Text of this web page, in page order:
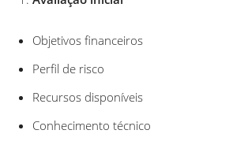
Objetivos financeiros
Perfil de risco
Recursos disponíveis
Conhecimento técnico